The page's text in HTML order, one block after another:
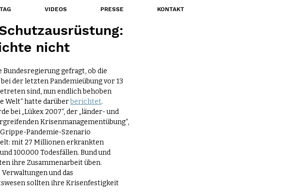
nicht
Bundesregierung gefragt, ob die
der letzten Pandemieübung vor 13
sind, nun endlich behoben
Welt“ hatte darüber berichtet.
bei „Lükex 2007“, der „länder- und
Krisenmanagementübung“,
Pandemie-Szenario
mit 27 Millionen erkrankten
100.000 Todesfällen. Bund und
ihre Zusammenarbeit üben.
und das
sollten ihre Krisenfestigkeit
VIDEOS PRESSE KONTAKT